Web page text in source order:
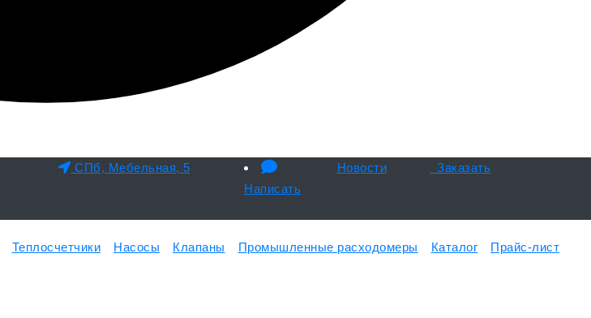
СПб, Мебельная, 5
Написать
Новости Заказать
Теплосчетчики Насосы Клапаны Промышленные расходомеры Каталог Прайс-лист